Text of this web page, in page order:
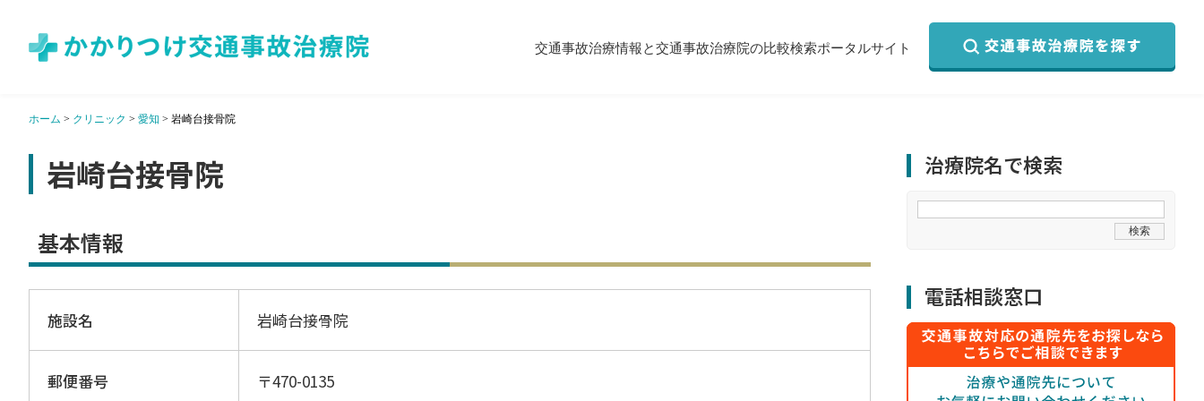
交通事故治療情報と交通事故治療院の比較検索ポータルサイト
ホーム > クリニック > 愛知 > 岩崎台接骨院
岩崎台接骨院
基本情報
施設名 岩崎台接骨院
郵便番号 〒470-0135
治療院名で検索
電話相談窓口